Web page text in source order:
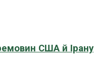
США й Ірану